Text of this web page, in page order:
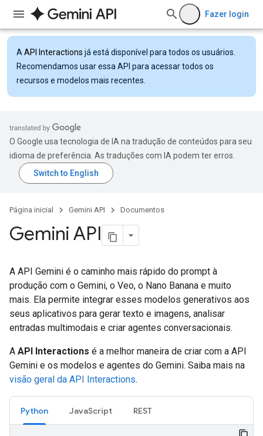
Fazer login
A API Interactions já está disponível para todos os usuários.
Recomendamos usar essa API para acessar todos os
recursos e modelos mais recentes.
O Google usa tecnologia de IA na tradução de conteúdos para seu
idioma de preferência. As traduções com IA podem ter erros.
Página inicial Gemini API Documentos
Gemini API
A API Gemini é o caminho mais rápido do prompt à
produção com o Gemini, o Veo, o Nano Banana e muito
mais. Ela permite integrar esses modelos generativos aos
seus aplicativos para gerar texto e imagens, analisar
entradas multimodais e criar agentes conversacionais.
A API Interactions é a melhor maneira de criar com a API
Gemini e os modelos e agentes do Gemini. Saiba mais na
visão geral da API Interactions.
Python JavaScript REST